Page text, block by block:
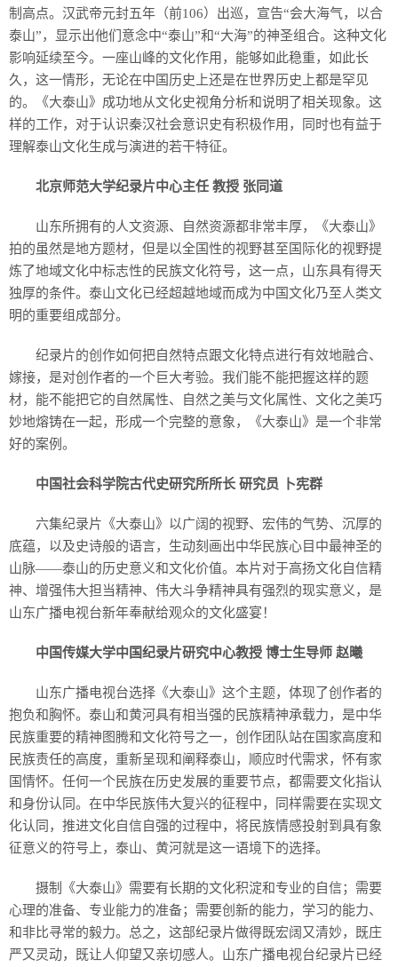
制高点。汉武帝元封五年（前106）出巡，宣告“会大海气，以合
泰山”，显示出他们意念中“泰山”和“大海”的神圣组合。这种文化
影响延续至今。一座山峰的文化作用，能够如此稳重，如此长
久，这一情形，无论在中国历史上还是在世界历史上都是罕见
的。《大泰山》成功地从文化史视角分析和说明了相关现象。这
样的工作，对于认识秦汉社会意识史有积极作用，同时也有益于
理解泰山文化生成与演进的若干特征。
北京师范大学纪录片中心主任 教授 张同道
山东所拥有的人文资源、自然资源都非常丰厚，《大泰山》
拍的虽然是地方题材，但是以全国性的视野甚至国际化的视野提
炼了地域文化中标志性的民族文化符号，这一点，山东具有得天
独厚的条件。泰山文化已经超越地域而成为中国文化乃至人类文
明的重要组成部分。
纪录片的创作如何把自然特点跟文化特点进行有效地融合、
嫁接，是对创作者的一个巨大考验。我们能不能把握这样的题
材，能不能把它的自然属性、自然之美与文化属性、文化之美巧
妙地熔铸在一起，形成一个完整的意象，《大泰山》是一个非常
好的案例。
中国社会科学院古代史研究所所长 研究员 卜宪群
六集纪录片《大泰山》以广阔的视野、宏伟的气势、沉厚的
底蕴，以及史诗般的语言，生动刻画出中华民族心目中最神圣的
山脉——泰山的历史意义和文化价值。本片对于高扬文化自信精
神、增强伟大担当精神、伟大斗争精神具有强烈的现实意义，是
山东广播电视台新年奉献给观众的文化盛宴！
中国传媒大学中国纪录片研究中心教授 博士生导师 赵曦
山东广播电视台选择《大泰山》这个主题，体现了创作者的
抱负和胸怀。泰山和黄河具有相当强的民族精神承载力，是中华
民族重要的精神图腾和文化符号之一，创作团队站在国家高度和
民族责任的高度，重新呈现和阐释泰山，顺应时代需求，怀有家
国情怀。任何一个民族在历史发展的重要节点，都需要文化指认
和身份认同。在中华民族伟大复兴的征程中，同样需要在实现文
化认同，推进文化自信自强的过程中，将民族情感投射到具有象
征意义的符号上，泰山、黄河就是这一语境下的选择。
摄制《大泰山》需要有长期的文化积淀和专业的自信；需要
心理的准备、专业能力的准备；需要创新的能力，学习的能力、
和非比寻常的毅力。总之，这部纪录片做得既宏阔又清妙，既庄
严又灵动，既让人仰望又亲切感人。山东广播电视台纪录片已经